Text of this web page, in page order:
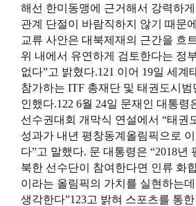
해선 한미동맹에 근거해서 강력하
관계 단절이 바람직하지 않기 때문
교류 사안은 대북제재의 근간을 흐
위 내에서 유연하게 검토한다는 정
없다”고 밝혔다.121 이어 19일 세계
참가하는 ITF 총재단 및 태권도시
인했다.122 6월 24일 문재인 대통령
선수권대회 개막식 연설에서 “태권
성과가 내년 평창동계올림픽으로
다”고 말했다. 문 대통령은 “2018년
북한 선수단이 참여한다면 인류 화
이라는 올림픽의 가치를 실현하는
생각한다”123고 밝혀 스포츠를 통